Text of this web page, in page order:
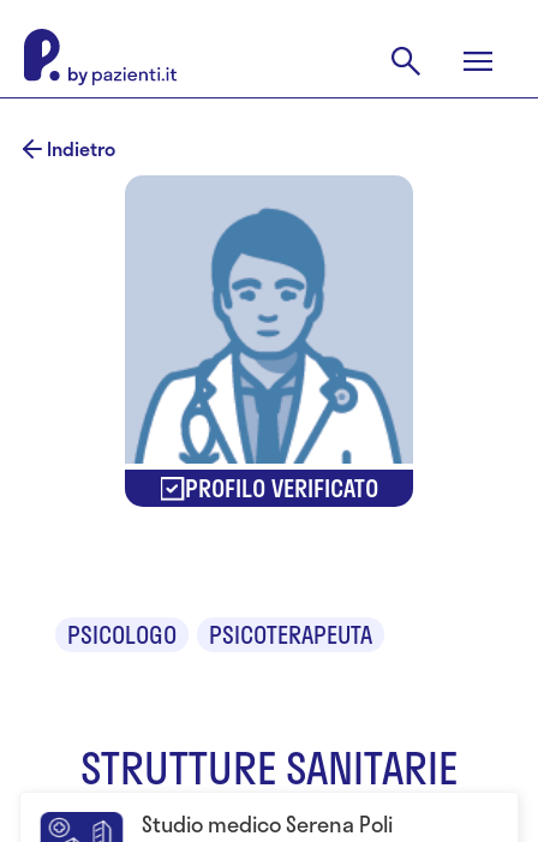
Indietro
PROFILO VERIFICATO
PSICOLOGO PSICOTERAPEUTA
STRUTTURE SANITARIE
Studio medico Serena Poli